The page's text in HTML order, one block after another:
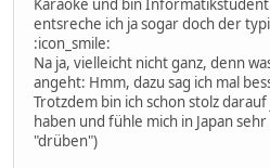
Karaoke und bin
entsreche ich ja sogar doch der
:icon_smile:
Na ja, vielleicht nicht ganz, denn
angeht: Hmm, dazu sag ich mal
Trotzdem bin ich schon stolz
haben und fühle mich in Japan
"drüben")